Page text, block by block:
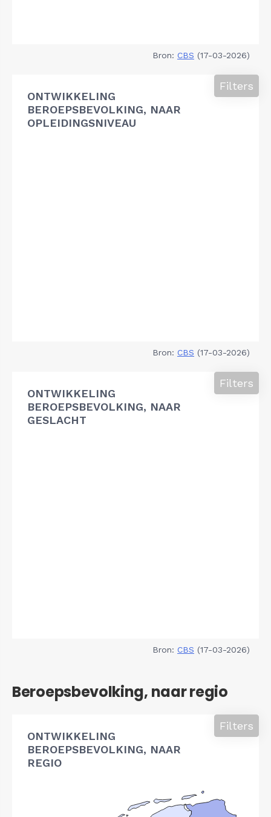
Bron: CBS (17-03-2026)
ONTWIKKELING
BEROEPSBEVOLKING, NAAR
OPLEIDINGSNIVEAU
Filters
Bron: CBS (17-03-2026)
ONTWIKKELING
BEROEPSBEVOLKING, NAAR
GESLACHT
Filters
Bron: CBS (17-03-2026)
Beroepsbevolking, naar regio
ONTWIKKELING
BEROEPSBEVOLKING, NAAR
REGIO
Filters